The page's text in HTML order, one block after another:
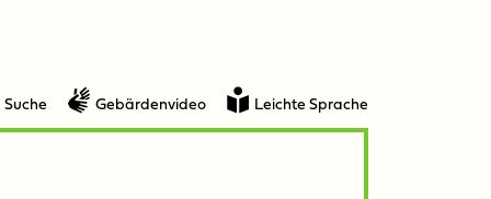
Suche Gebärdenvideo Leichte Sprache